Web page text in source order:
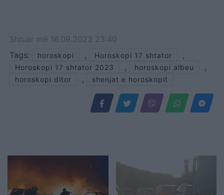
Shtuar më 16.09.2023 23:40
Tags:
horoskopi , Horoskopi 17 shtator ,
Horoskopi 17 shtator 2023 , horoskopi albeu ,
horoskopi ditor , shenjat e horoskopit